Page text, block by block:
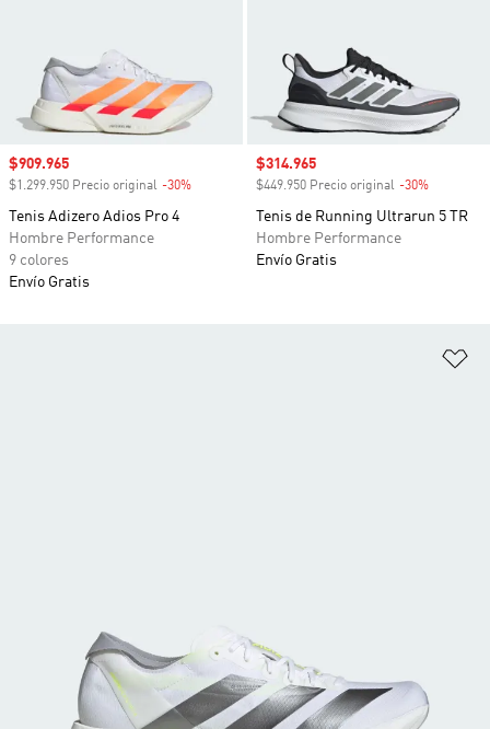
Precio de venta
$909.965
$1.299.950 Precio original -30%
Tenis Adizero Adios Pro 4
Hombre Performance
9 colores
Envío Gratis
Precio de venta
$314.965
$449.950 Precio original -30%
Tenis de Running Ultrarun 5 TR
Hombre Performance
Envío Gratis